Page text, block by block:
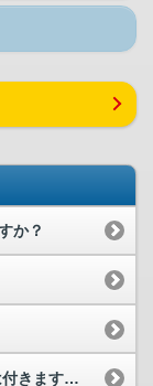
か？
注文後に特典内容が発表されました。特典は付きますか？